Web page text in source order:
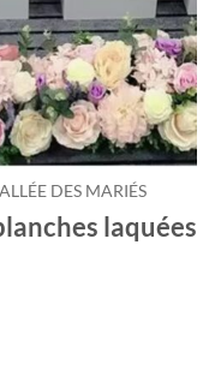
ALLÉE DES MARIÉS
laquées